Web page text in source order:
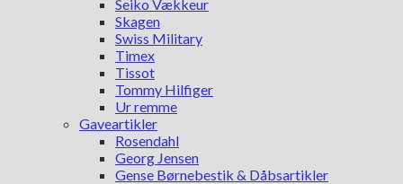
Seiko Vækkeur
Skagen
Swiss Military
Timex
Tissot
Tommy Hilfiger
Ur remme
Gaveartikler
Rosendahl
Georg Jensen
Gense Børnebestik & Dåbsartikler